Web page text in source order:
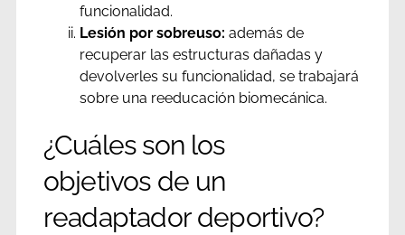
funcionalidad.
Lesión por sobreuso: además de
recuperar las estructuras dañadas y
devolverles su funcionalidad, se trabajará
sobre una reeducación biomecánica.
¿Cuáles son los
objetivos de un
readaptador deportivo?